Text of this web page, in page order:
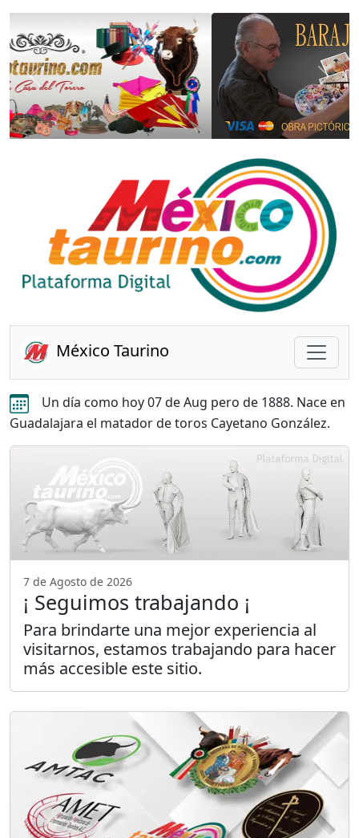
Anterior
México Taurino
Un día como hoy 07 de Aug pero de 1888. Nace en
Guadalajara el matador de toros Cayetano González.
7 de Agosto de 2026
¡ Seguimos trabajando ¡
Para brindarte una mejor experiencia al
visitarnos, estamos trabajando para hacer
más accesible este sitio.